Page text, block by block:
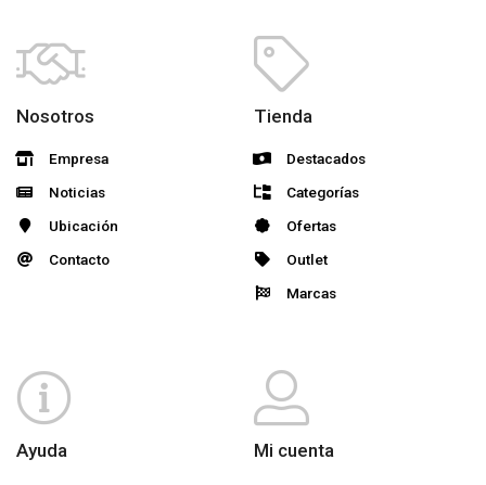
Nosotros
Empresa
Noticias
Ubicación
Contacto
Tienda
Destacados
Categorías
Ofertas
Outlet
Marcas
Ayuda Mi cuenta